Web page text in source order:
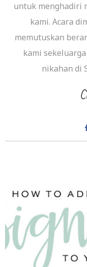
untuk menghadiri
kami. Acara
memutuskan
kami
nikahan di